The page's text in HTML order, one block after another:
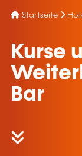
Startseite
Kurse
Bar